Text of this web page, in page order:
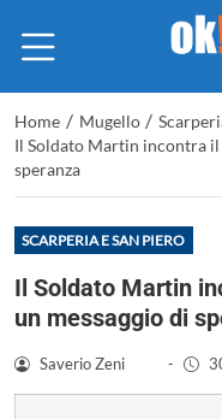
Home / Mugello /
Il Soldato Martin incontra il
speranza
SCARPERIA E SAN PIERO
Il Soldato Martin
un messaggio di
Saverio Zeni -